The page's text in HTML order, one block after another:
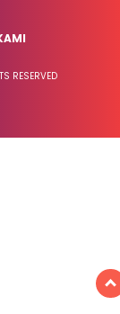
RESERVED